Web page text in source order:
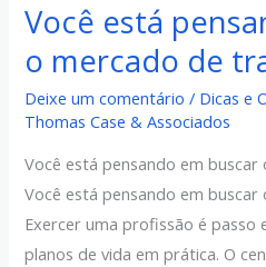
Você está
o mercado de
Deixe um comentário / Dicas e
Thomas Case & Associados
Você está pensando em
Você está pensando em
Exercer uma profissão é passo
planos de vida em prática. O
pensando
buscar
o
de
trabalho?